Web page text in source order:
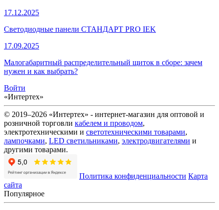
17.12.2025
Светодиодные панели СТАНДАРТ PRO IEK
17.09.2025
Малогабаритный распределительный щиток в сборе: зачем
нужен и как выбрать?
Войти
«Интертех»
© 2019–2026 «Интертех» - интернет-магазин для оптовой и
розничной торговли кабелем и проводом,
электротехническими и светотехническими товарами,
лампочками, LED светильниками, электродвигателями и
другими товарами.
Политика конфиденциальности Карта
сайта
Популярное